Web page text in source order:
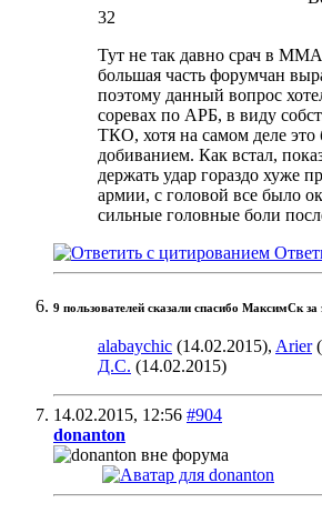
32
Тут не так давно срач в ММА
большая часть форумчан
поэтому данный вопрос
соревах по АРБ, в виду
ТКО, хотя на самом деле
добиванием. Как встал,
держать удар гораздо хуже
армии, с головой все было
сильные головные боли
9 пользователей сказали cпасибо МаксимСк за
alabaychic (14.02.2015), Arier
Д.С. (14.02.2015)
14.02.2015, 12:56 #904
donanton